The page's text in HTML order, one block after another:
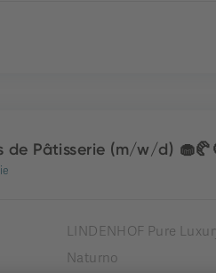
de Pâtisserie (m/w/d)
LINDENHOF Pure
Naturno